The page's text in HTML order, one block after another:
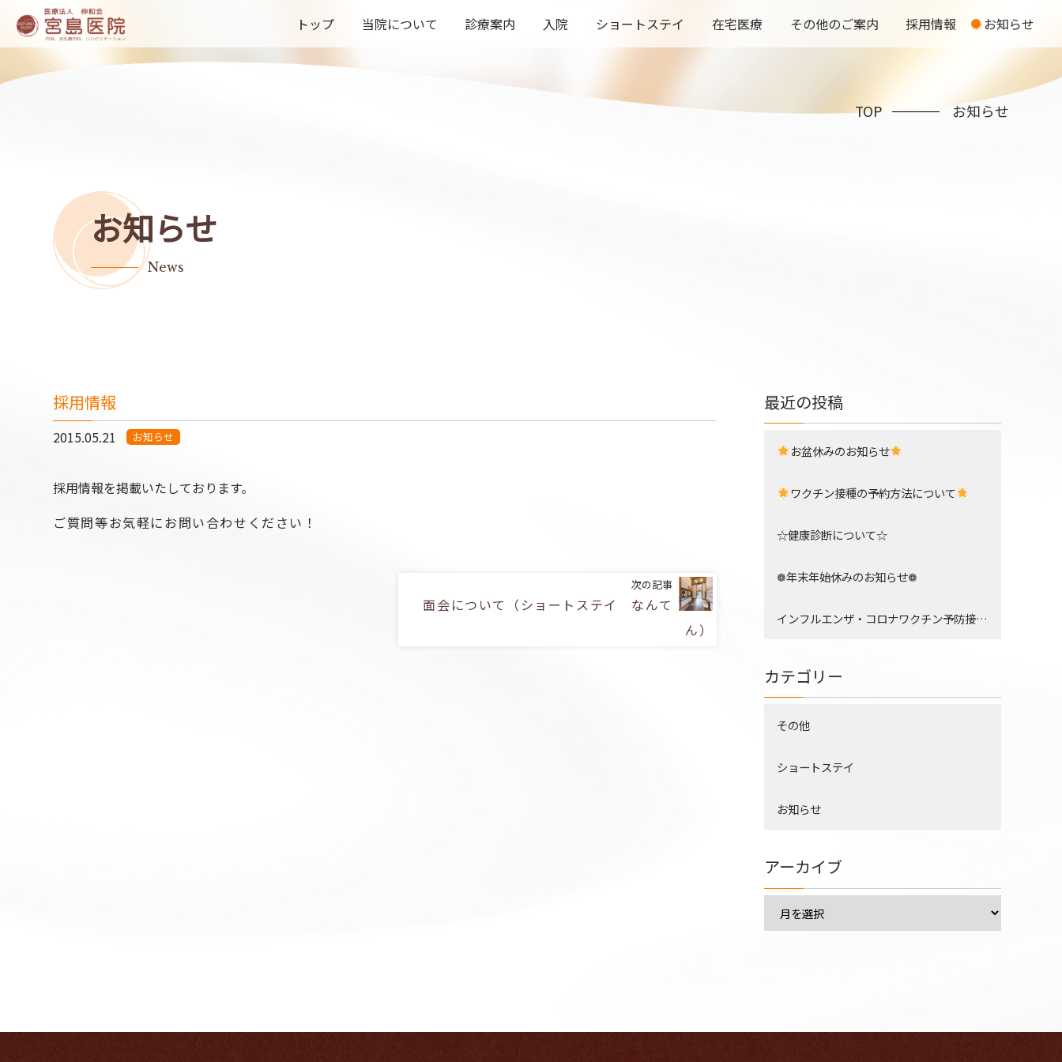
トップ 当院について 診療案内 入院 ショートステイ 在宅医療 その他のご案内 採用情報 お知らせ
TOP お知らせ
お知らせ
News
採用情報
2015.05.21 お知らせ
採用情報を掲載いたしております。
ご質問等お気軽にお問い合わせください！
次の記事
面会について（ショートステイ なんて
ん）
最近の投稿
お盆休みのお知らせ
ワクチン接種の予約方法について
☆健康診断について☆
❁年末年始休みのお知らせ❁
インフルエンザ・コロナワクチン予防接種について
カテゴリー
その他
ショートステイ
お知らせ
アーカイブ